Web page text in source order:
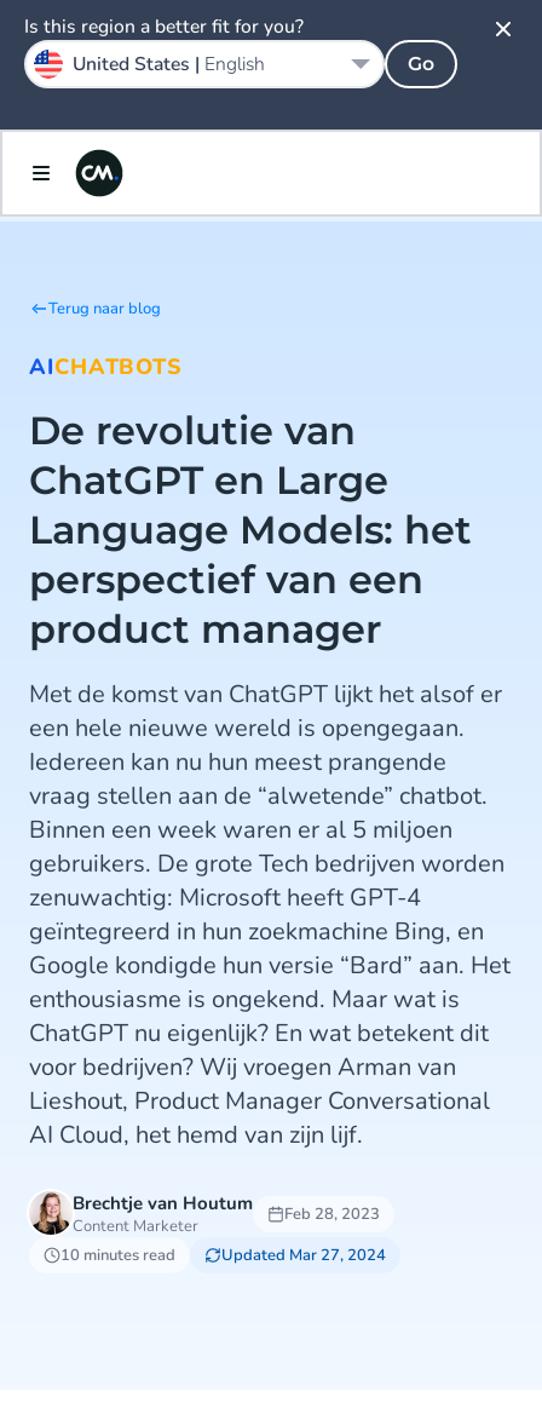
Terug naar blog
AICHATBOTS
De revolutie van
ChatGPT en Large
Language Models: het
perspectief van een
product manager
Met de komst van ChatGPT lijkt het alsof er
een hele nieuwe wereld is opengegaan.
Iedereen kan nu hun meest prangende
vraag stellen aan de “alwetende” chatbot.
Binnen een week waren er al 5 miljoen
gebruikers. De grote Tech bedrijven worden
zenuwachtig: Microsoft heeft GPT-4
geïntegreerd in hun zoekmachine Bing, en
Google kondigde hun versie “Bard” aan. Het
enthousiasme is ongekend. Maar wat is
ChatGPT nu eigenlijk? En wat betekent dit
voor bedrijven? Wij vroegen Arman van
Lieshout, Product Manager Conversational
AI Cloud, het hemd van zijn lijf.
Brechtje van Houtum
Content Marketer
Feb 28, 2023
10 minutes read
Updated Mar 27, 2024
Is this region a better fit for you?
United States | English Go